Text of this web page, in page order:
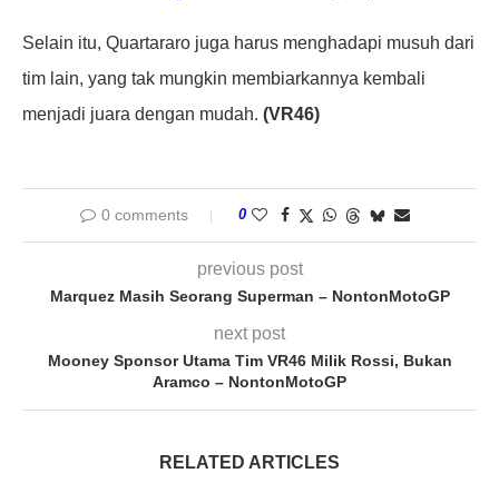
Selain itu, Quartararo juga harus menghadapi musuh dari
tim lain, yang tak mungkin membiarkannya kembali
menjadi juara dengan mudah. (VR46)
0 comments 0
previous post
Marquez Masih Seorang Superman – NontonMotoGP
next post
Mooney Sponsor Utama Tim VR46 Milik Rossi, Bukan
Aramco – NontonMotoGP
RELATED ARTICLES